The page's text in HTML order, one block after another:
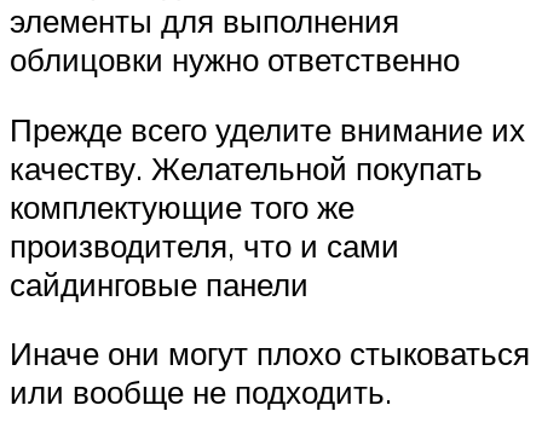
элементы для выполнения
облицовки нужно ответственно
Прежде всего уделите внимание их
качеству. Желательной покупать
комплектующие того же
производителя, что и сами
сайдинговые панели
Иначе они могут плохо стыковаться
или вообще не подходить.